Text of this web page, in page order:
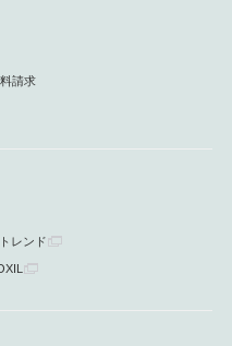
請求
レンド